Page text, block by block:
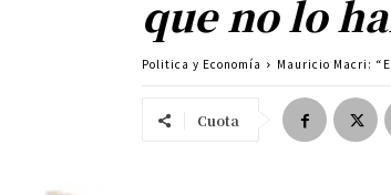
que no lo
Politica y Economía Mauricio Macri:
Cuota